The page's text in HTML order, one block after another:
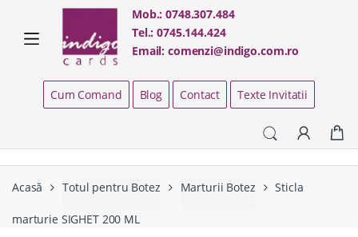
navigation
content
Mob.:0748.307.484
Tel.:0745.144.424
Email:comenzi@indigo.com.ro
Cum Comand Blog Contact Texte Invitatii
Acasă Totul pentru Botez Marturii Botez Sticla
marturie SIGHET 200 ML